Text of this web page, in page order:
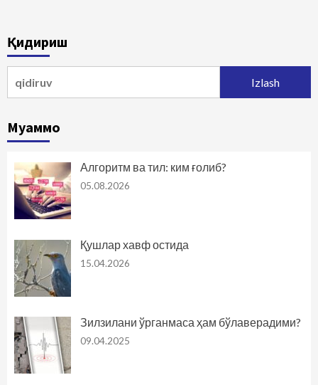
Қидириш
Муаммо
Алгоритм ва тил: ким ғолиб?
05.08.2026
Қушлар хавф остида
15.04.2026
Зилзилани ўрганмаса ҳам бўлаверадими?
09.04.2025